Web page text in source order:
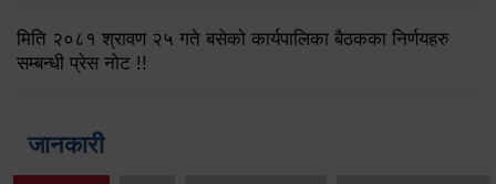
मिति २०८१ श्रावण २५ गते बसेको कार्यपालिका बैठकका निर्णयहरु
सम्बन्धी प्रेस नोट !!
जानकारी